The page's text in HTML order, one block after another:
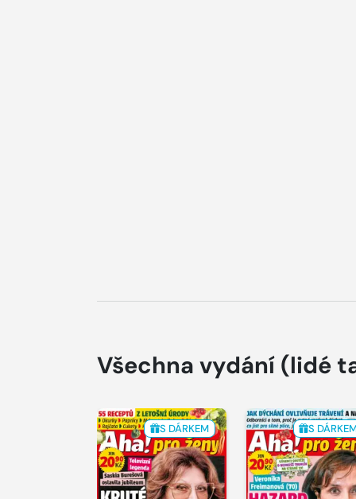
Všechna vydání (lidé
S DÁRKEM S